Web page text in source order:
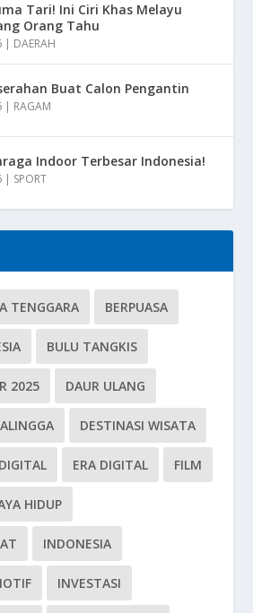
Tari! Ini Ciri Khas Melayu
Orang Tahu
| DAERAH
Buat Calon Pengantin
| RAGAM
Indoor Terbesar Indonesia!
| SPORT
TENGGARA BERPUASA
BULU TANGKIS
2025 DAUR ULANG
DESTINASI WISATA
DIGITAL ERA DIGITAL FILM
HIDUP
INDONESIA
INVESTASI